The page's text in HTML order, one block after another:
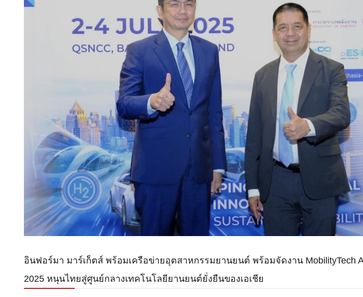
อินฟอร์มา มาร์เก็ตส์ พร้อมเครือข่ายอุตสาหกรรมยานยนต์ พร้อมจัดงาน MobilityTech
2025 หนุนไทยสู่ศูนย์กลางเทคโนโลยียานยนต์ยั่งยืนของเอเชีย